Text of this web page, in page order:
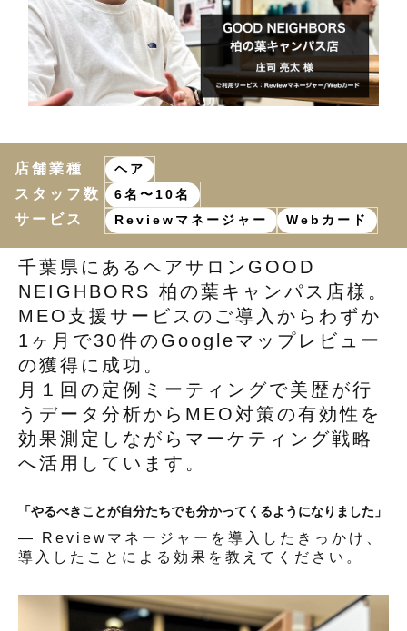
店舗業種 ヘア
スタッフ数 6名〜10名
サービス Reviewマネージャー Webカード
千葉県にあるヘアサロンGOOD
NEIGHBORS 柏の葉キャンパス店様。
MEO支援サービスのご導入からわずか
1ヶ月で30件のGoogleマップレビュー
の獲得に成功。
月１回の定例ミーティングで美歴が行
うデータ分析からMEO対策の有効性を
効果測定しながらマーケティング戦略
へ活用しています。
「やるべきことが自分たちでも分かってくるようになりました」
— Reviewマネージャーを導入したきっかけ、
導入したことによる効果を教えてください。